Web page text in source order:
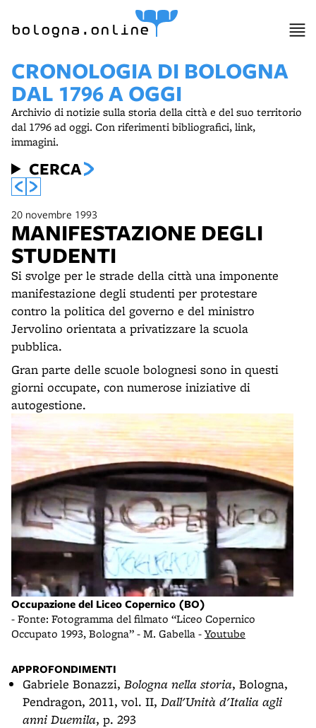
bologna.online
CRONOLOGIA DI BOLOGNA
DAL 1796 A OGGI
Archivio di notizie sulla storia della città e del suo territorio
dal 1796 ad oggi. Con riferimenti bibliografici, link,
immagini.
CERCA
20 novembre 1993
MANIFESTAZIONE DEGLI
STUDENTI
Si svolge per le strade della città una imponente
manifestazione degli studenti per protestare
contro la politica del governo e del ministro
Jervolino orientata a privatizzare la scuola
pubblica.
Gran parte delle scuole bolognesi sono in questi
giorni occupate, con numerose iniziative di
autogestione.
Occupazione del Liceo Copernico (BO)
- Fonte: Fotogramma del filmato “Liceo Copernico
Occupato 1993, Bologna” - M. Gabella -Youtube
APPROFONDIMENTI
Gabriele Bonazzi, Bologna nella storia, Bologna,
Pendragon, 2011, vol. II, Dall'Unità d'Italia agli
anni Duemila, p. 293